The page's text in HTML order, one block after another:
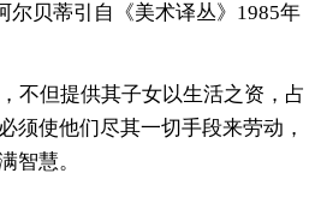
尔贝蒂引自《美术译丛》1985年
不但提供其子女以生活之资，占
须使他们尽其一切手段来劳动，
智慧。